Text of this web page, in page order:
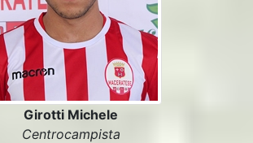
Girotti Michele
Centrocampista